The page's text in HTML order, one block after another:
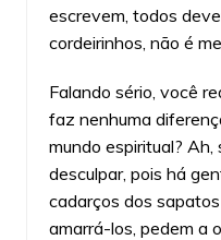
escrevem, todos
cordeirinhos, não é
Falando sério, você
faz nenhuma
mundo espiritual? Ah,
desculpar, pois há
cadarços dos
amarrá-los, pedem a